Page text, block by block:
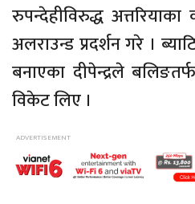
रुपन्देहीविरुद्ध अत्तरियाका
अलराउन्ड प्रदर्शन गरे ।
बनाएका दीपेन्द्रले
विकेट लिए ।